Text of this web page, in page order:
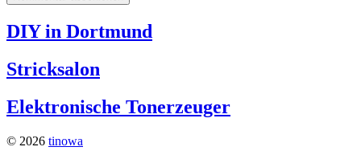
DIY in Dortmund
Stricksalon
Elektronische Tonerzeuger
© 2026 tinowa